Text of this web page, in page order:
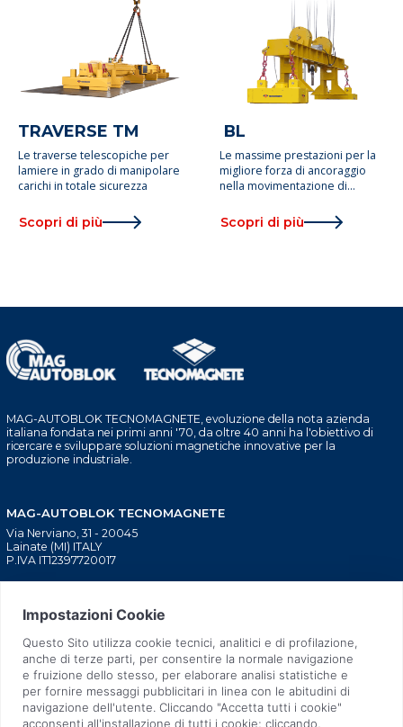
TRAVERSE TM
Le traverse telescopiche per
lamiere in grado di manipolare
carichi in totale sicurezza
Scopri di più
BL
Le massime prestazioni per la
migliore forza di ancoraggio
nella movimentazione di
Scopri di più
MAG-AUTOBLOK TECNOMAGNETE, evoluzione della nota azienda
italiana fondata nei primi anni '70, da oltre 40 anni ha l'obiettivo di
ricercare e sviluppare soluzioni magnetiche innovative per la
produzione industriale.
MAG-AUTOBLOK TECNOMAGNETE
Via Nerviano, 31 - 20045
Lainate (MI) ITALY
P.IVA IT12397720017
CHI SIAMO
TECNOLOGIA BREVETTATA
TECNOLOGIA SOSTENIBILE
BLOCAGGIO MACCHINE
UTENSILI
INIEZIONE PLASTICA
SOLLEVATORI MANUALI